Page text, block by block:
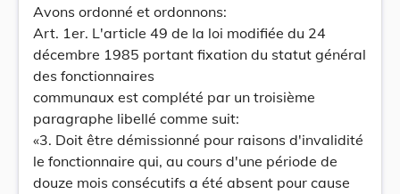
Avons ordonné et ordonnons:
Art. 1er. L'article 49 de la loi modifiée du 24
décembre 1985 portant fixation du statut général
des fonctionnaires
communaux est complété par un troisième
paragraphe libellé comme suit:
«3. Doit être démissionné pour raisons d'invalidité
le fonctionnaire qui, au cours d'une période de
douze mois consécutifs a été absent pour cause